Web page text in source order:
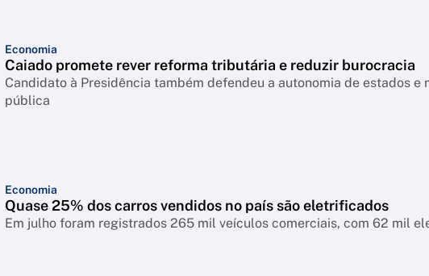
Economia
Caiado promete rever reforma tributária e reduzir burocracia
Candidato à Presidência também defendeu a autonomia de estados e
pública
Economia
Quase 25% dos carros vendidos no país são eletrificados
Em julho foram registrados 265 mil veículos comerciais, com 62 mil